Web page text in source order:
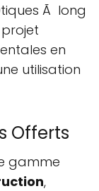
Ã long
en
utilisation
Offerts
gamme
,